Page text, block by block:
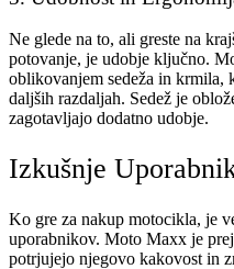
Ne glede na to, ali greste na
potovanje, je udobje ključno.
oblikovanjem sedeža in krmila,
daljših razdaljah. Sedež je
zagotavljajo dodatno udobje.
Izkušnje
Ko gre za nakup motocikla, je
uporabnikov. Moto Maxx je
potrjujejo njegovo kakovost in